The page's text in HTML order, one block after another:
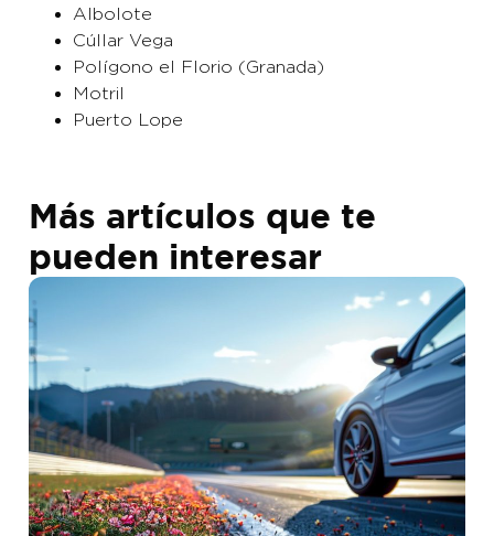
Albolote
Cúllar Vega
Polígono el Florio (Granada)
Motril
Puerto Lope
Más artículos que te
pueden interesar